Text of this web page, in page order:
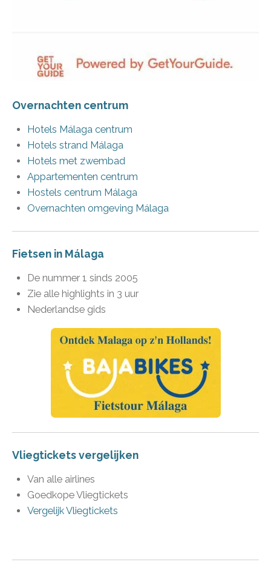
Overnachten centrum
Hotels Málaga centrum
Hotels strand Málaga
Hotels met zwembad
Appartementen centrum
Hostels centrum Málaga
Overnachten omgeving Málaga
Fietsen in Málaga
De nummer 1 sinds 2005
Zie alle highlights in 3 uur
Nederlandse gids
Vliegtickets vergelijken
Van alle airlines
Goedkope Vliegtickets
Vergelijk Vliegtickets